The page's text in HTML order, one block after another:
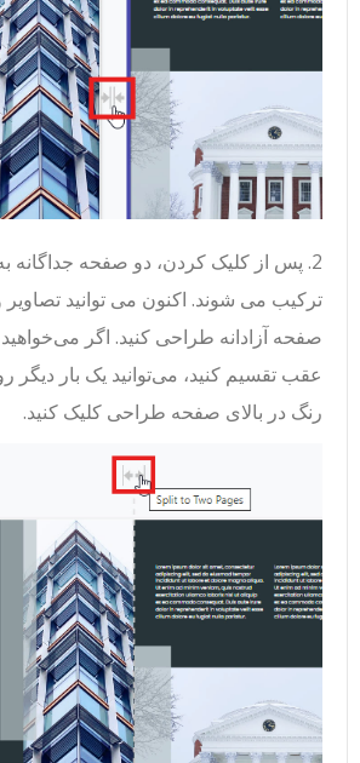
2. پس از کلیک کردن، دو صفحه جداگانه
ترکیب می شوند. اکنون می توانید تصاویر
صفحه آزادانه طراحی کنید. اگر
عقب تقسیم کنید، می‌توانید یک بار دیگر
رنگ در بالای صفحه طراحی کلیک کنید.